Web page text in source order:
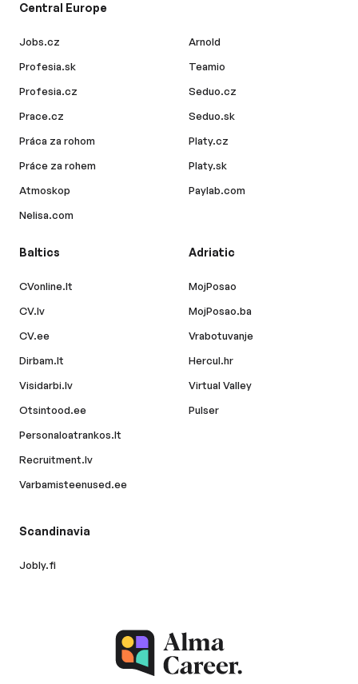
Central Europe
Jobs.cz
Profesia.sk
Profesia.cz
Prace.cz
Práca za rohom
Práce za rohem
Atmoskop
Nelisa.com
Arnold
Teamio
Seduo.cz
Seduo.sk
Platy.cz
Platy.sk
Paylab.com
Baltics
CVonline.lt
CV.lv
CV.ee
Dirbam.lt
Visidarbi.lv
Otsintood.ee
Personaloatrankos.lt
Recruitment.lv
Varbamisteenused.ee
Adriatic
MojPosao
MojPosao.ba
Vrabotuvanje
Hercul.hr
Virtual Valley
Pulser
Scandinavia
Jobly.fi